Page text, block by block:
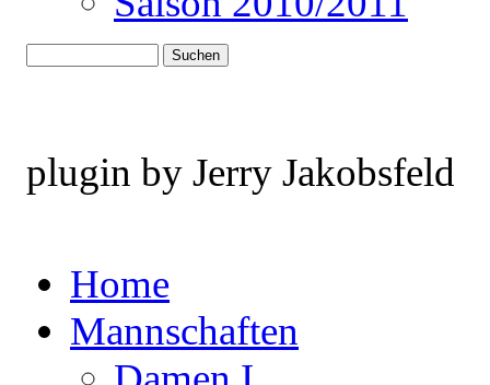
plugin by Jerry Jakobsfeld
Home
Mannschaften